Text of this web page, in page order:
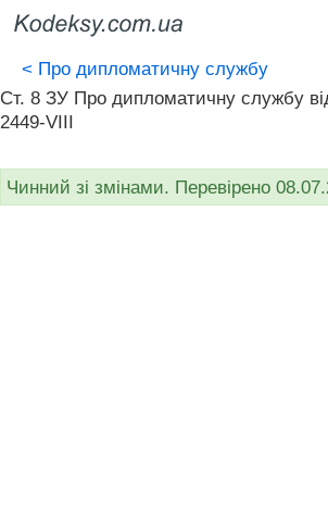
< Про дипломатичну службу
Ст. 8 ЗУ Про дипломатичну службу
2449-VIII
Чинний зі змінами. Перевірено